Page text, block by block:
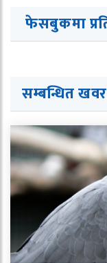
फेसबुकमा
सम्बन्धित खवर